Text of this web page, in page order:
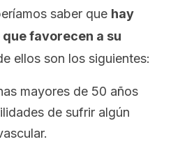
saber que hay
favorecen a su
ellos son los siguientes:
mayores de 50 años
de sufrir algún